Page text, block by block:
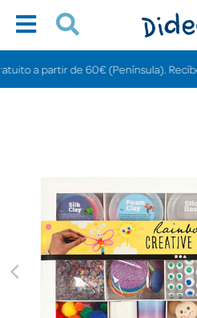
a partir de 60€ (Península). Recíbelo